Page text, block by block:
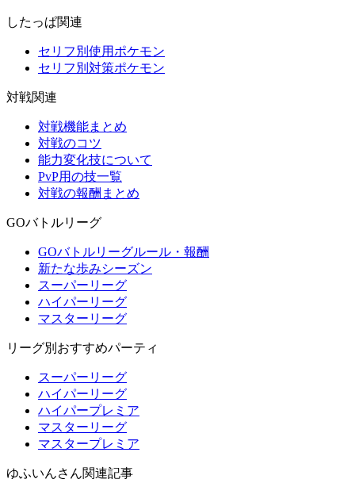
したっぱ関連
セリフ別使用ポケモン
セリフ別対策ポケモン
対戦関連
対戦機能まとめ
対戦のコツ
能力変化技について
PvP用の技一覧
対戦の報酬まとめ
GOバトルリーグ
GOバトルリーグルール・報酬
新たな歩みシーズン
スーパーリーグ
ハイパーリーグ
マスターリーグ
リーグ別おすすめパーティ
スーパーリーグ
ハイパーリーグ
ハイパープレミア
マスターリーグ
マスタープレミア
ゆふいんさん関連記事